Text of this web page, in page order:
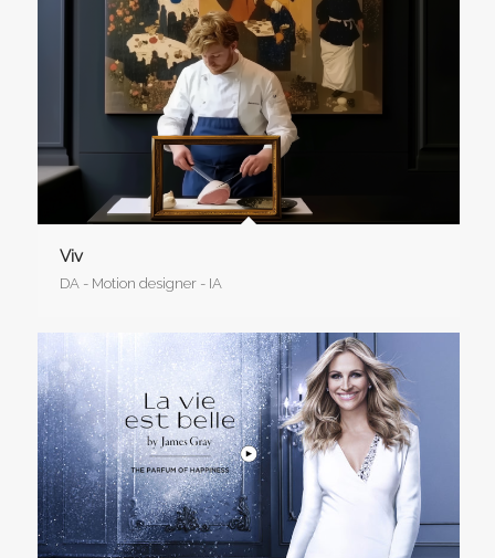
Viv
DA - Motion designer - IA